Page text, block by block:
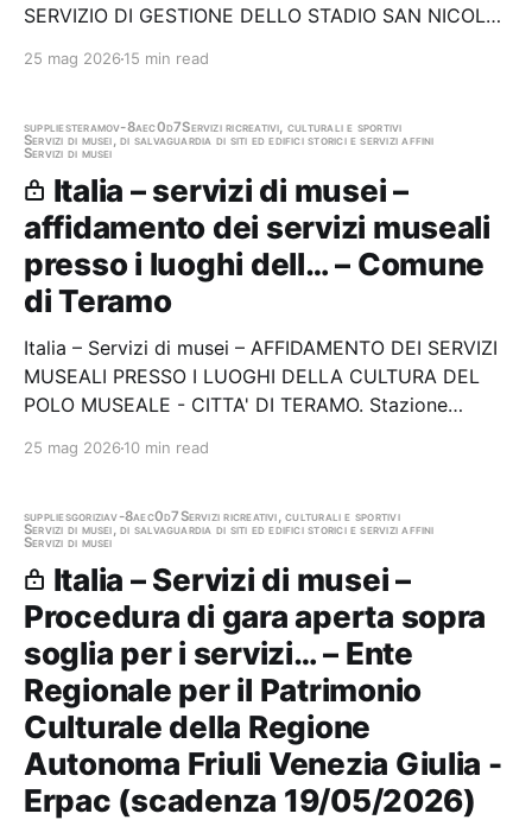
SERVIZIO DI GESTIONE DELLO STADIO SAN NICOLA
appaltante: Comune di Bari - Ripartizione Culture,
Marketing Territoriale e…
25 mag 2026 15 min read
suppliesteramov-8aec0d7Servizi ricreativi, culturali e sportivi
Servizi di musei, di salvaguardia di siti ed edifici storici e servizi affini
Servizi di musei
Italia – servizi di musei –
affidamento dei servizi museali
presso i luoghi dell… – Comune
di Teramo
Italia – Servizi di musei – AFFIDAMENTO DEI SERVIZI
MUSEALI PRESSO I LUOGHI DELLA CULTURA DEL
POLO MUSEALE - CITTA' DI TERAMO. Stazione
25 mag 2026 10 min read
suppliesgoriziav-8aec0d7Servizi ricreativi, culturali e sportivi
Servizi di musei, di salvaguardia di siti ed edifici storici e servizi affini
Servizi di musei
Italia – Servizi di musei –
Procedura di gara aperta sopra
soglia per i servizi… – Ente
Regionale per il Patrimonio
Culturale della Regione
Autonoma Friuli Venezia Giulia -
Erpac (scadenza 19/05/2026)